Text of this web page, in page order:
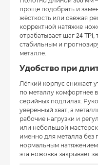
проще подобрать и
жёсткость или свежая
корректной натяжке
отрабатывает шаг 24 TPI,
стабильным и
металле.
Удобство при
Лёгкий корпус снижает
по металлу комфортнее
серийных подпилах.
уверенный хват, а
рабочие нагрузки и
или небольшой
именно для металла без
нормальным
эта ножовка закрывает